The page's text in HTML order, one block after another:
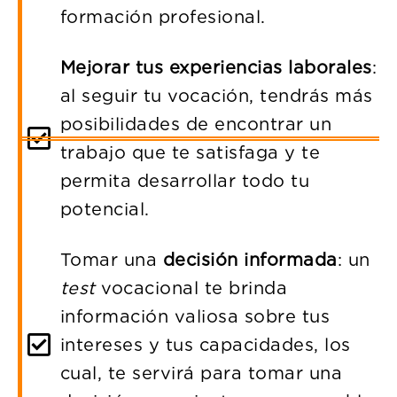
formación profesional.
Mejorar tus experiencias laborales:
al seguir tu vocación, tendrás más
posibilidades de encontrar un
trabajo que te satisfaga y te
permita desarrollar todo tu
potencial.
Tomar una decisión informada: un
testvocacional te brinda
información valiosa sobre tus
intereses y tus capacidades, los
cual, te servirá para tomar una